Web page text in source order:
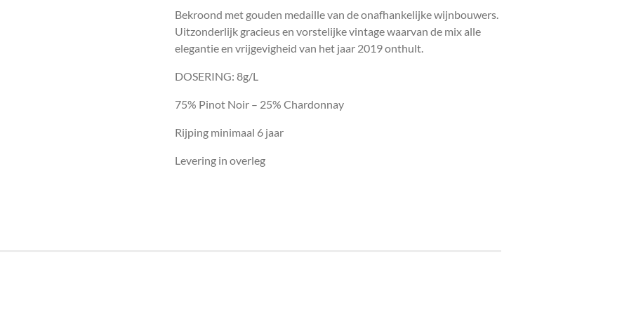
Bekroond met gouden medaille van de onafhankelijke wijnbouwers.
Uitzonderlijk gracieus en vorstelijke vintage waarvan de mix alle
elegantie en vrijgevigheid van het jaar 2019 onthult.
DOSERING: 8g/L
75% Pinot Noir – 25% Chardonnay
Rijping minimaal 6 jaar
Levering in overleg